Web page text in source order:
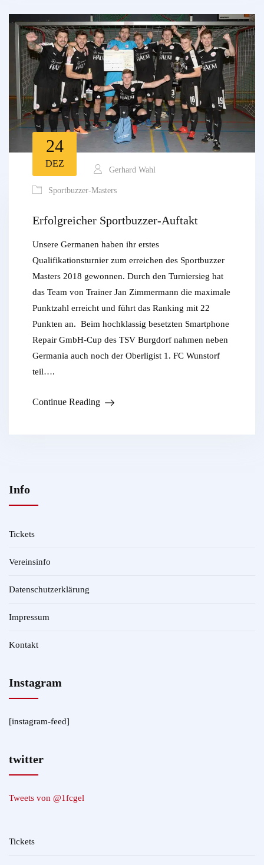
24
DEZ
Gerhard Wahl
Sportbuzzer-Masters
Erfolgreicher Sportbuzzer-Auftakt
Unsere Germanen haben ihr erstes
Qualifikationsturnier zum erreichen des Sportbuzzer
Masters 2018 gewonnen. Durch den Turniersieg hat
das Team von Trainer Jan Zimmermann die maximale
Punktzahl erreicht und führt das Ranking mit 22
Punkten an. Beim hochklassig besetzten Smartphone
Repair GmbH-Cup des TSV Burgdorf nahmen neben
Germania auch noch der Oberligist 1. FC Wunstorf
teil….
Continue Reading
Info
Tickets
Vereinsinfo
Datenschutzerklärung
Impressum
Kontakt
Instagram
[instagram-feed]
twitter
Tweets von @1fcgel
Tickets